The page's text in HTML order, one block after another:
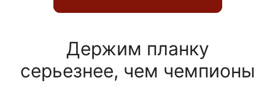
Держим планку
серьезнее, чем чемпионы